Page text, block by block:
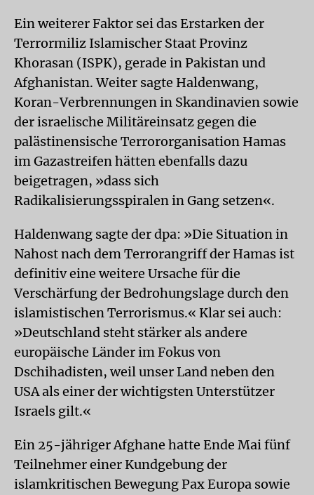
Ein weiterer Faktor sei das Erstarken der
Terrormiliz Islamischer Staat Provinz
Khorasan (ISPK), gerade in Pakistan und
Afghanistan. Weiter sagte Haldenwang,
Koran-Verbrennungen in Skandinavien sowie
der israelische Militäreinsatz gegen die
palästinensische Terrororganisation Hamas
im Gazastreifen hätten ebenfalls dazu
beigetragen, »dass sich
Radikalisierungsspiralen in Gang setzen«.
Haldenwang sagte der dpa: »Die Situation in
Nahost nach dem Terrorangriff der Hamas ist
definitiv eine weitere Ursache für die
Verschärfung der Bedrohungslage durch den
islamistischen Terrorismus.« Klar sei auch:
»Deutschland steht stärker als andere
europäische Länder im Fokus von
Dschihadisten, weil unser Land neben den
USA als einer der wichtigsten Unterstützer
Israels gilt.«
Ein 25-jähriger Afghane hatte Ende Mai fünf
Teilnehmer einer Kundgebung der
islamkritischen Bewegung Pax Europa sowie